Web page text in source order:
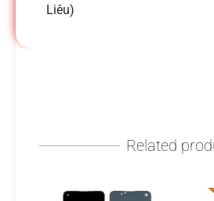
i
Liêu)
Related